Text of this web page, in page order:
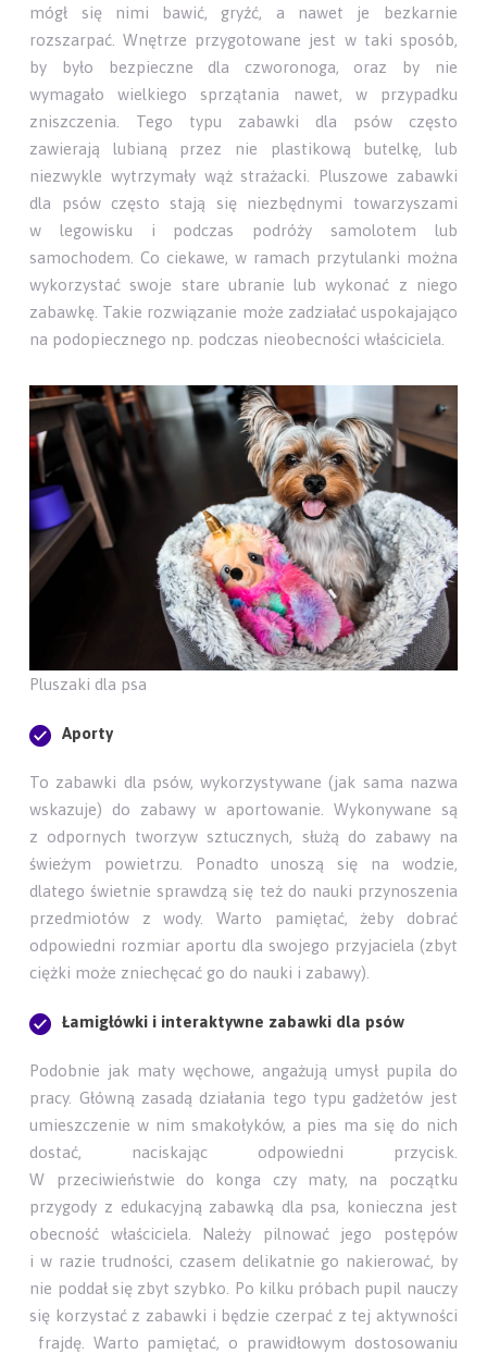
mógł się nimi bawić, gryźć, a nawet je bezkarnie
rozszarpać. Wnętrze przygotowane jest w taki sposób,
by było bezpieczne dla czworonoga, oraz by nie
wymagało wielkiego sprzątania nawet, w przypadku
zniszczenia. Tego typu zabawki dla psów często
zawierają lubianą przez nie plastikową butelkę, lub
niezwykle wytrzymały wąż strażacki. Pluszowe zabawki
dla psów często stają się niezbędnymi towarzyszami
w legowisku i podczas podróży samolotem lub
samochodem. Co ciekawe, w ramach przytulanki można
wykorzystać swoje stare ubranie lub wykonać z niego
zabawkę. Takie rozwiązanie może zadziałać uspokajająco
na podopiecznego np. podczas nieobecności właściciela.
Pluszaki dla psa
Aporty
To zabawki dla psów, wykorzystywane (jak sama nazwa
wskazuje) do zabawy w aportowanie. Wykonywane są
z odpornych tworzyw sztucznych, służą do zabawy na
świeżym powietrzu. Ponadto unoszą się na wodzie,
dlatego świetnie sprawdzą się też do nauki przynoszenia
przedmiotów z wody. Warto pamiętać, żeby dobrać
odpowiedni rozmiar aportu dla swojego przyjaciela (zbyt
ciężki może zniechęcać go do nauki i zabawy).
Łamigłówki i interaktywne zabawki dla psów
Podobnie jak maty węchowe, angażują umysł pupila do
pracy. Główną zasadą działania tego typu gadżetów jest
umieszczenie w nim smakołyków, a pies ma się do nich
dostać, naciskając odpowiedni przycisk.
W przeciwieństwie do konga czy maty, na początku
przygody z edukacyjną zabawką dla psa, konieczna jest
obecność właściciela. Należy pilnować jego postępów
i w razie trudności, czasem delikatnie go nakierować, by
nie poddał się zbyt szybko. Po kilku próbach pupil nauczy
się korzystać z zabawki i będzie czerpać z tej aktywności
frajdę. Warto pamiętać, o prawidłowym dostosowaniu